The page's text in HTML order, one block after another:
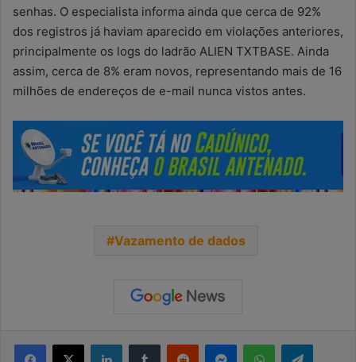
senhas. O especialista informa ainda que cerca de 92%
dos registros já haviam aparecido em violações anteriores,
principalmente os logs do ladrão ALIEN TXTBASE. Ainda
assim, cerca de 8% eram novos, representando mais de 16
milhões de endereços de e-mail nunca vistos antes.
Vazamento de dados
Facebook
X LinkedinTumblr Reddit MessengerWhatsApp